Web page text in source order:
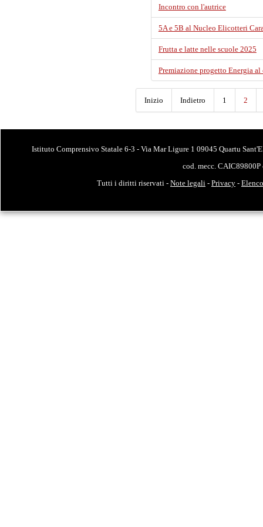
Incontro con l'autrice
5A e 5B al Nucleo Elicotteri
Frutta e latte nelle scuole 2025
Premiazione progetto Energia al
Inizio Indietro 1 2
Istituto Comprensivo Statale 6-3 - Via Mar Ligure 1 09045 Quartu
cod. mecc.
Tutti i diritti riservati - Note legali - Privacy -